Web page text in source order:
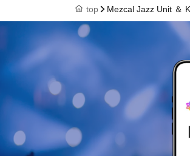
top Mezcal Jazz Unit ＆